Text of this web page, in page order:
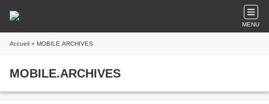
MENU
Accueil » MOBILE.ARCHIVES
MOBILE.ARCHIVES